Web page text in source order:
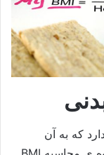
که به آن